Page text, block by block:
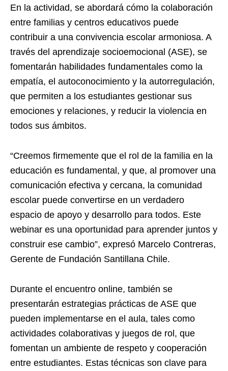
En la actividad, se abordará cómo la colaboración
entre familias y centros educativos puede
contribuir a una convivencia escolar armoniosa. A
través del aprendizaje socioemocional (ASE), se
fomentarán habilidades fundamentales como la
empatía, el autoconocimiento y la autorregulación,
que permiten a los estudiantes gestionar sus
emociones y relaciones, y reducir la violencia en
todos sus ámbitos.
“Creemos firmemente que el rol de la familia en la
educación es fundamental, y que, al promover una
comunicación efectiva y cercana, la comunidad
escolar puede convertirse en un verdadero
espacio de apoyo y desarrollo para todos. Este
webinar es una oportunidad para aprender juntos y
construir ese cambio”, expresó Marcelo Contreras,
Gerente de Fundación Santillana Chile.
Durante el encuentro online, también se
presentarán estrategias prácticas de ASE que
pueden implementarse en el aula, tales como
actividades colaborativas y juegos de rol, que
fomentan un ambiente de respeto y cooperación
entre estudiantes. Estas técnicas son clave para